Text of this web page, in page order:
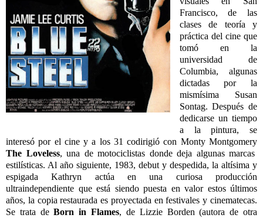
Francisco, de las
clases de teoría y
práctica del cine que
tomó en la
universidad de
Columbia, algunas
dictadas por la
mismísima Susan
Sontag. Después de
dedicarse un tiempo
a la pintura, se
interesó por el cine y a los 31 codirigió con Monty Montgomery
The Loveless, una de motociclistas donde deja algunas marcas
estilísticas. Al año siguiente, 1983, debut y despedida, la altísima y
espigada Kathryn actúa en una curiosa producción
ultraindependiente que está siendo puesta en valor estos últimos
años, la copia restaurada es proyectada en festivales y cinematecas.
Se trata deBorn in Flames, de Lizzie Borden (autora de otra